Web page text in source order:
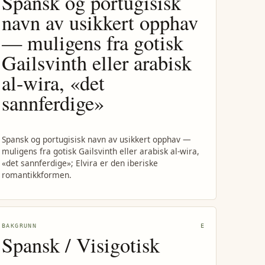
navn av usikkert opphav
— muligens fra gotisk
Gailsvinth eller arabisk
al-wira, «det
sannferdige»
Spansk og portugisisk navn av usikkert opphav —
muligens fra gotisk Gailsvinth eller arabisk al-wira,
«det sannferdige»; Elvira er den iberiske
romantikkformen.
BAKGRUNN E
Spansk / Visigotisk